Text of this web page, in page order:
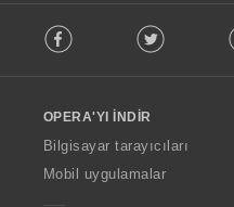
o
w
O
p
Facebook Twitter
OPERA'YI İNDIR
Bilgisayar tarayıcıları
Mobil uygulamalar